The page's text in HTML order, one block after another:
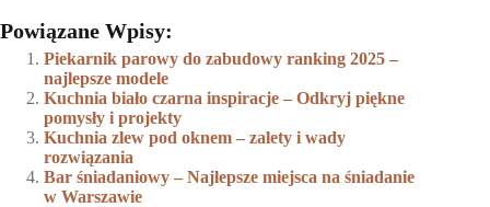
Powiązane Wpisy:
Piekarnik parowy do zabudowy ranking 2025 –
najlepsze modele
Kuchnia biało czarna inspiracje – Odkryj piękne
pomysły i projekty
Kuchnia zlew pod oknem – zalety i wady
rozwiązania
Bar śniadaniowy – Najlepsze miejsca na śniadanie
w Warszawie